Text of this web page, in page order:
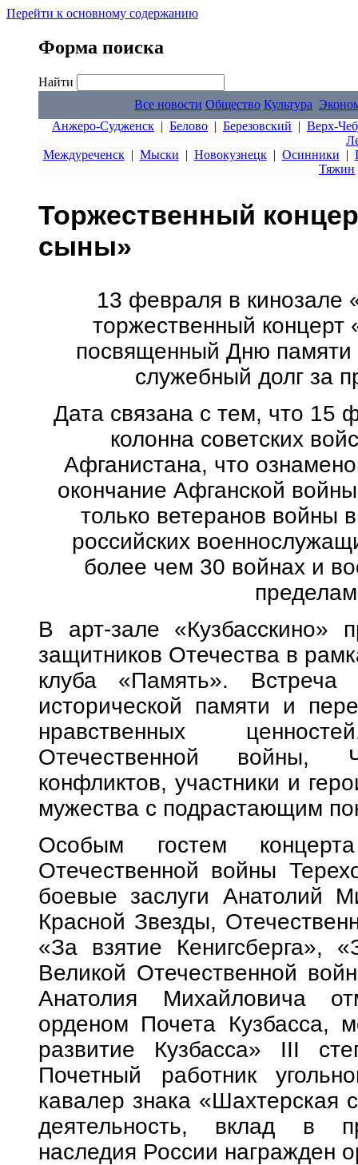
Перейти к основному содержанию
Форма поиска
Найти
Все новости Общество Культура
Анжеро-Судженск | Белово | Березовский | Верх-
Междуреченск| Мыски | Новокузнецк| Осинники |
Тяжин
Торжественный
сыны»
13 февраля в кинозале
торжественный
посвященный Дню памяти
служебный долг за
Дата связана с тем, что 15
колонна советских
Афганистана, что
окончание Афганской
только ветеранов войны
российских
более чем 30 войнах и
В арт-зале «Кузбасскино»
защитников Отечества в
клуба «Память». Встреча
исторической памяти и
нравственных
Отечественной войны,
конфликтов, участники и
мужества с подрастающим
Особым гостем
Отечественной войны
боевые заслуги Анатолий
Красной Звезды,
«За взятие Кенигсберга»,
Великой Отечественной
Анатолия Михайловича
орденом Почета Кузбасса,
развитие Кузбасса» III
Почетный работник
кавалер знака «Шахтерская
деятельность, вклад в
наследия России награжден